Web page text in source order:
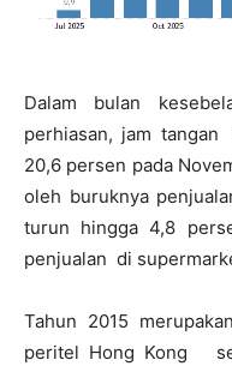
Dalam bulan
perhiasan, jam
20,6 persen pada
oleh buruknya
turun hingga 4,8
penjualan di
Tahun 2015
peritel Hong Kong